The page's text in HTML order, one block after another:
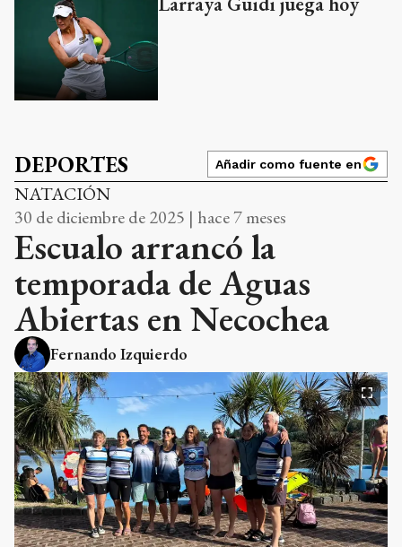
DEPORTES Añadir como fuente en
NATACIÓN
30 de diciembre de 2025 | hace 7 meses
Escualo arrancó la
temporada de Aguas
Abiertas en Necochea
Fernando Izquierdo